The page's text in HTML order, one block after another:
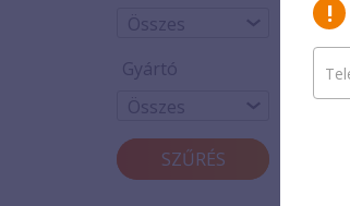
Gyártó
SZŰRÉS